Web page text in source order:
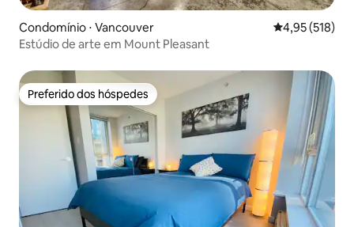
Condomínio ⋅ Vancouver 4,95 de uma
4,95 (518)
Estúdio de arte em Mount Pleasant
Preferido dos hóspedes
Preferido dos hóspedes